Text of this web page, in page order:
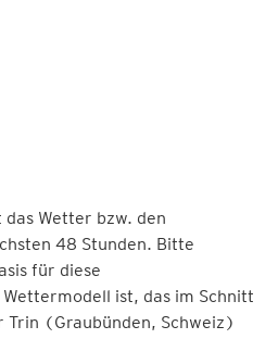
Wetter bzw. den
48 Stunden. Bitte
für diese
Wettermodell ist, das im Schnitt
Trin (Graubünden, Schweiz)